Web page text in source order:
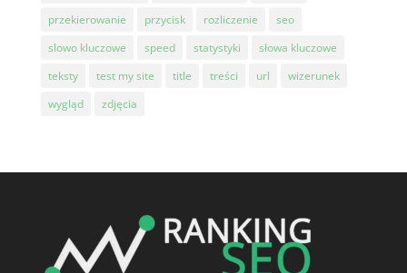
przekierowanie
przycisk rozliczenie
seo
slowo kluczowe
speed statystyki
słowa kluczowe
teksty
test my site title treści url
wizerunek
wygląd
zdjęcia